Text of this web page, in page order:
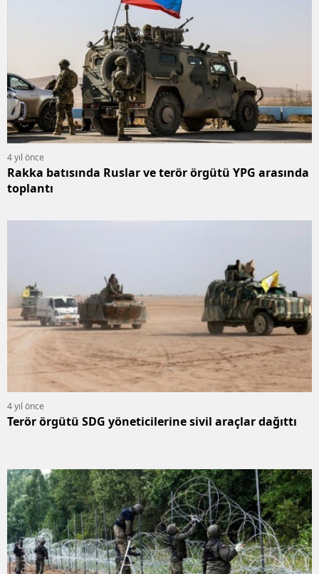
4 yıl önce
Rakka batısında Ruslar ve terör örgütü YPG arasında
toplantı
4 yıl önce
Terör örgütü SDG yöneticilerine sivil araçlar dağıttı